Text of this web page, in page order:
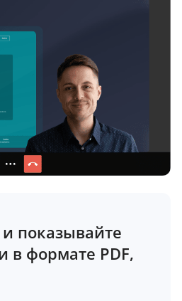
показывайте
в формате PDF,